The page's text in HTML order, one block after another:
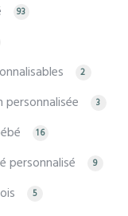
93
2
personnalisée 3
16
personnalisé 9
5